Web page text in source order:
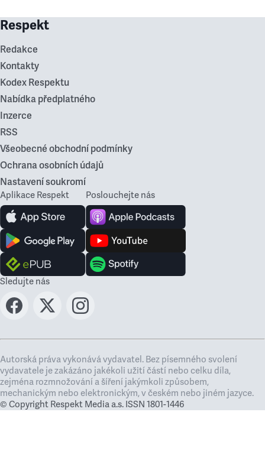
Respekt
Redakce
Kontakty
Kodex Respektu
Nabídka předplatného
Inzerce
RSS
Všeobecné obchodní podmínky
Ochrana osobních údajů
Nastavení soukromí
Aplikace Respekt Poslouchejte nás
Sledujte nás
Autorská práva vykonává vydavatel. Bez písemného svolení
vydavatele je zakázáno jakékoli užití částí nebo celku díla,
zejména rozmnožování a šíření jakýmkoli způsobem,
mechanickým nebo elektronickým, v českém nebo jiném jazyce.
© Copyright Respekt Media a.s. ISSN 1801-1446